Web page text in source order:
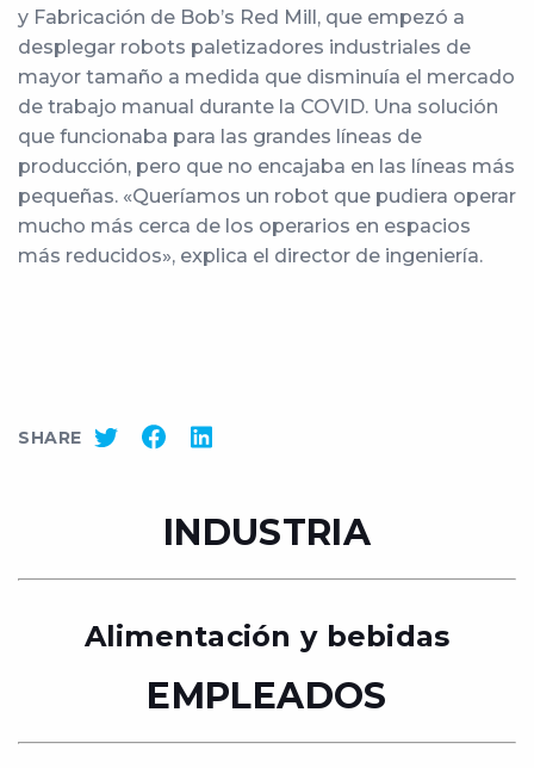
y Fabricación de Bob’s Red Mill, que empezó a
desplegar robots paletizadores industriales de
mayor tamaño a medida que disminuía el mercado
de trabajo manual durante la COVID. Una solución
que funcionaba para las grandes líneas de
producción, pero que no encajaba en las líneas más
pequeñas. «Queríamos un robot que pudiera operar
mucho más cerca de los operarios en espacios
más reducidos», explica el director de ingeniería.
SHARE
INDUSTRIA
Alimentación y bebidas
EMPLEADOS